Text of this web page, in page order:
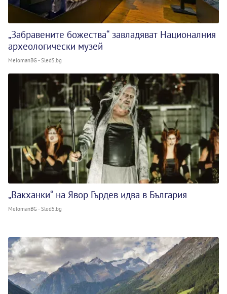
„Забравените божества“ завладяват Националния
археологически музей
MelomanBG - Sled5.bg
„Вакханки“ на Явор Гърдев идва в България
MelomanBG - Sled5.bg